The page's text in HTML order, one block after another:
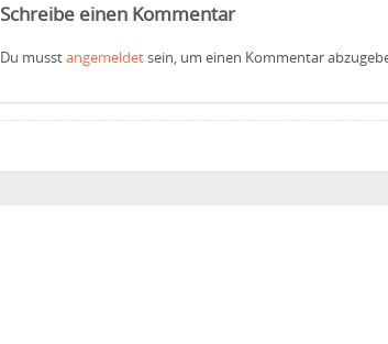
Schreibe einen Kommentar
Du musstangemeldetsein, um einen Kommentar